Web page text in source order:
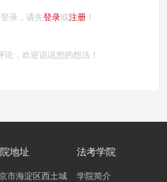
录，请先登录或注册 ！
论，欢迎说说您的想法！
地址
市海淀区西土城
法考学院
学院简介